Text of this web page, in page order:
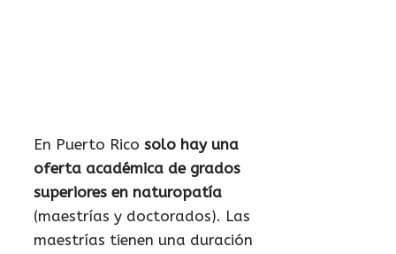
En Puerto Rico solo hay una
oferta académica de grados
superiores en naturopatía
(maestrías y doctorados). Las
maestrías tienen una duración